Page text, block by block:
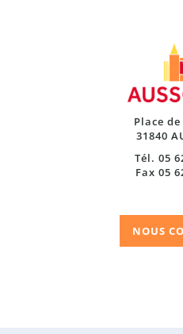
Place
31840
Tél. 05
Fax 05
NOUS